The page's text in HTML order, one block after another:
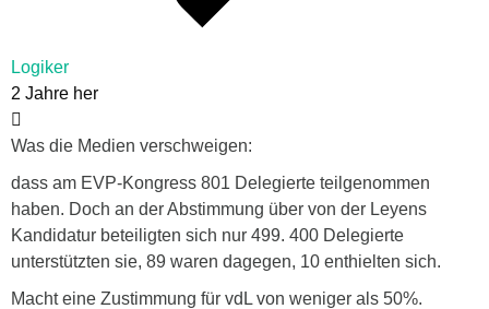
Logiker
2 Jahre her
Was die Medien verschweigen:
dass am EVP-Kongress 801 Delegierte teilgenommen
haben. Doch an der Abstimmung über von der Leyens
Kandidatur beteiligten sich nur 499. 400 Delegierte
unterstützten sie, 89 waren dagegen, 10 enthielten sich.
Macht eine Zustimmung für vdL von weniger als 50%.